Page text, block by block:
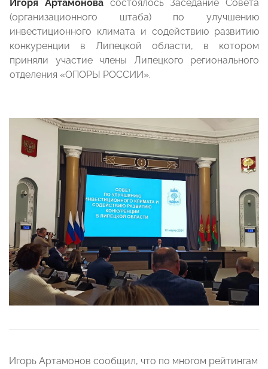
Игоря Артамоновасостоялось Заседание Совета
(организационного штаба) по улучшению
инвестиционного климата и содействию развитию
конкуренции в Липецкой области, в котором
приняли участие члены Липецкого регионального
отделения «ОПОРЫ РОССИИ».
Игорь Артамонов сообщил, что по многом рейтингам